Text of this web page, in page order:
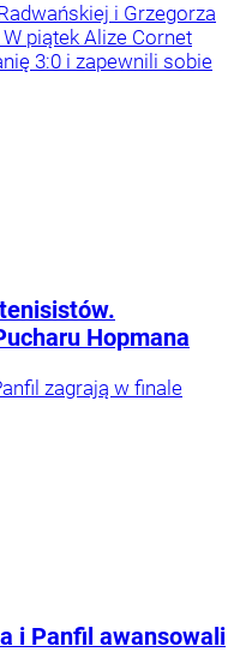
i Grzegorza
piątek Alize Cornet
3:0 i zapewnili sobie
Hopmana
zagrają w finale
i Panfil awansowali